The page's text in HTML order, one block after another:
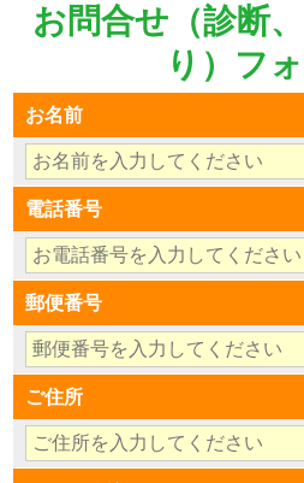
お問合せ（診断
り）フ
お名前
電話番号
郵便番号
ご住所